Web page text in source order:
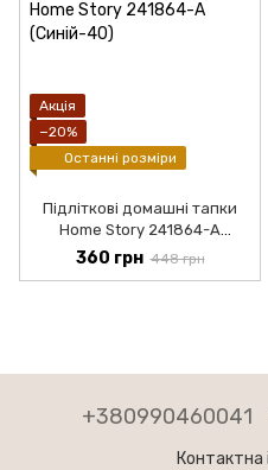
Акція
−20%
Останні розміри
Підліткові домашні тапки
Home Story 241864-А
(Синій-38)
360 грн 448 грн
+380990460041
Контактна